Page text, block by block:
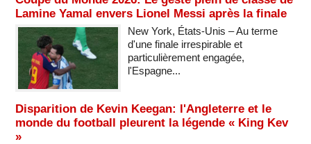
Lamine Yamal envers Lionel Messi après la finale
New York, États-Unis – Au terme
d'une finale irrespirable et
particulièrement engagée,
l'Espagne...
Disparition de Kevin Keegan: l'Angleterre et le
monde du football pleurent la légende « King Kev
»